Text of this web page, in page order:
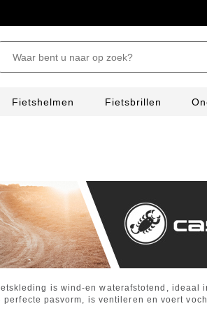
Fietshelmen Fietsbrillen
is wind-en waterafstotend, ideaal
pasvorm, is ventileren en voert